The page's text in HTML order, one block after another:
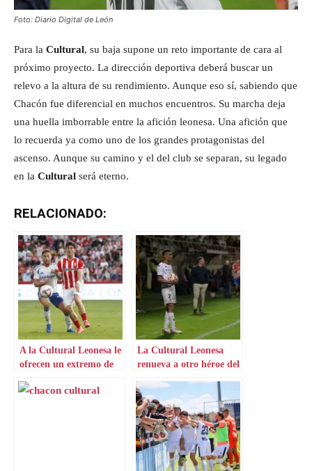
Foto: Diario Digital de León
Para la Cultural, su baja supone un reto importante de cara al
próximo proyecto. La dirección deportiva deberá buscar un
relevo a la altura de su rendimiento. Aunque eso sí, sabiendo que
Chacón fue diferencial en muchos encuentros. Su marcha deja
una huella imborrable entre la afición leonesa. Una afición que
lo recuerda ya como uno de los grandes protagonistas del
ascenso. Aunque su camino y el del club se separan, su legado
en la Cultural será eterno.
RELACIONADO:
A la Cultural Leonesa le
ofrecen un extremo de
La Cultural Leonesa
renueva a otro héroe del